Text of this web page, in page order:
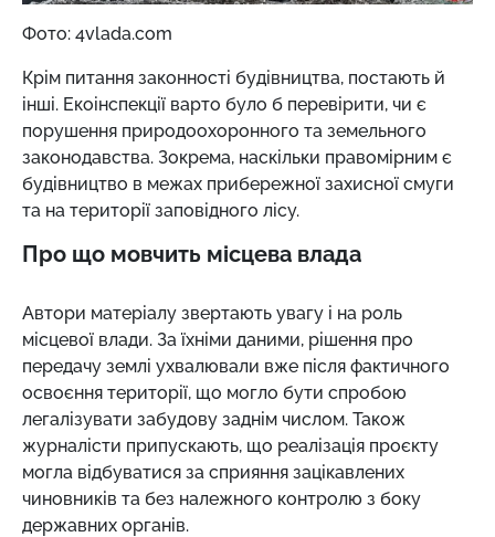
Фото: 4vlada.com
Крім питання законності будівництва, постають й
інші. Екоінспекції варто було б перевірити, чи є
порушення природоохоронного та земельного
законодавства. Зокрема, наскільки правомірним є
будівництво в межах прибережної захисної смуги
та на території заповідного лісу.
Про що мовчить місцева влада
Автори матеріалу звертають увагу і на роль
місцевої влади. За їхніми даними, рішення про
передачу землі ухвалювали вже після фактичного
освоєння території, що могло бути спробою
легалізувати забудову заднім числом. Також
журналісти припускають, що реалізація проєкту
могла відбуватися за сприяння зацікавлених
чиновників та без належного контролю з боку
державних органів.